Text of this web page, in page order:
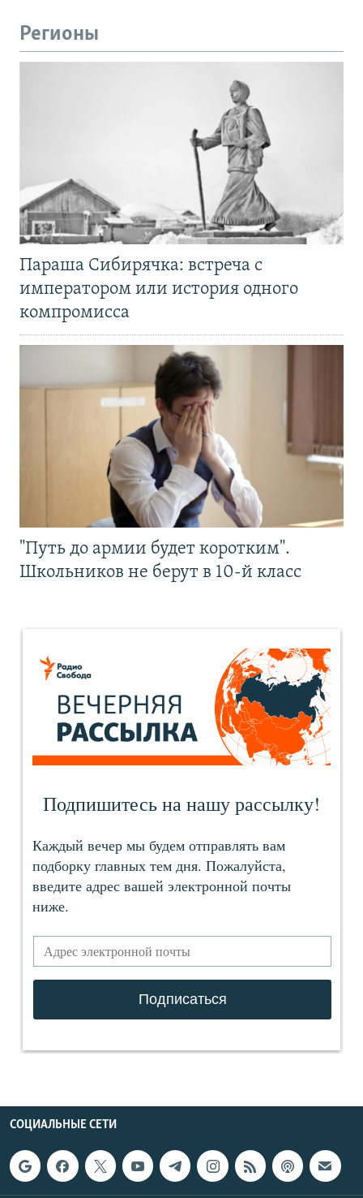
Регионы
Параша Сибирячка: встреча с
императором или история одного
компромисса
"Путь до армии будет коротким".
Школьников не берут в 10-й класс
СОЦИАЛЬНЫЕ СЕТИ